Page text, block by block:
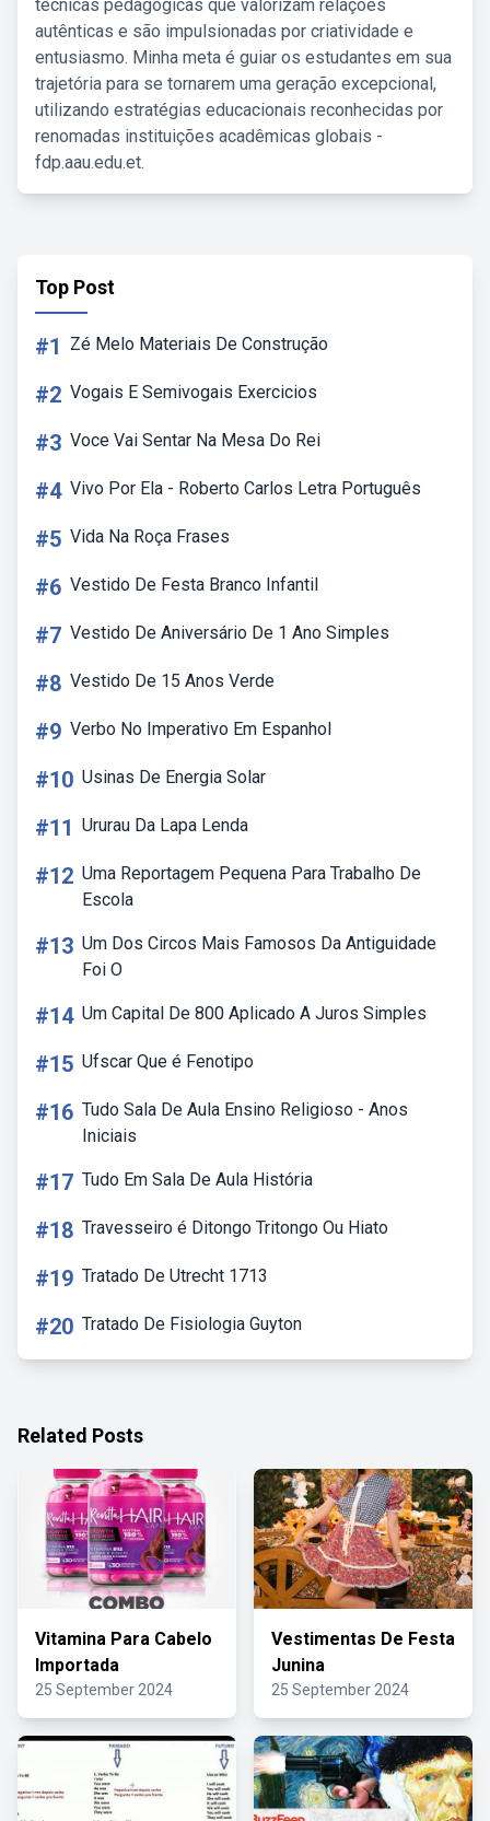
técnicas pedagógicas que valorizam relações
autênticas e são impulsionadas por criatividade e
entusiasmo. Minha meta é guiar os estudantes em sua
trajetória para se tornarem uma geração excepcional,
utilizando estratégias educacionais reconhecidas por
renomadas instituições acadêmicas globais -
fdp.aau.edu.et.
Top Post
#1 Zé Melo Materiais De Construção
#2 Vogais E Semivogais Exercicios
#3 Voce Vai Sentar Na Mesa Do Rei
#4 Vivo Por Ela - Roberto Carlos Letra Português
#5 Vida Na Roça Frases
#6 Vestido De Festa Branco Infantil
#7 Vestido De Aniversário De 1 Ano Simples
#8 Vestido De 15 Anos Verde
#9 Verbo No Imperativo Em Espanhol
#10 Usinas De Energia Solar
#11 Ururau Da Lapa Lenda
#12 Uma Reportagem Pequena Para Trabalho De
Escola
#13 Um Dos Circos Mais Famosos Da Antiguidade
Foi O
#14 Um Capital De 800 Aplicado A Juros Simples
#15 Ufscar Que é Fenotipo
#16 Tudo Sala De Aula Ensino Religioso - Anos
Iniciais
#17 Tudo Em Sala De Aula História
#18 Travesseiro é Ditongo Tritongo Ou Hiato
#19 Tratado De Utrecht 1713
#20 Tratado De Fisiologia Guyton
Related Posts
Vitamina Para Cabelo
Importada
25 September 2024
Vestimentas De Festa
Junina
25 September 2024